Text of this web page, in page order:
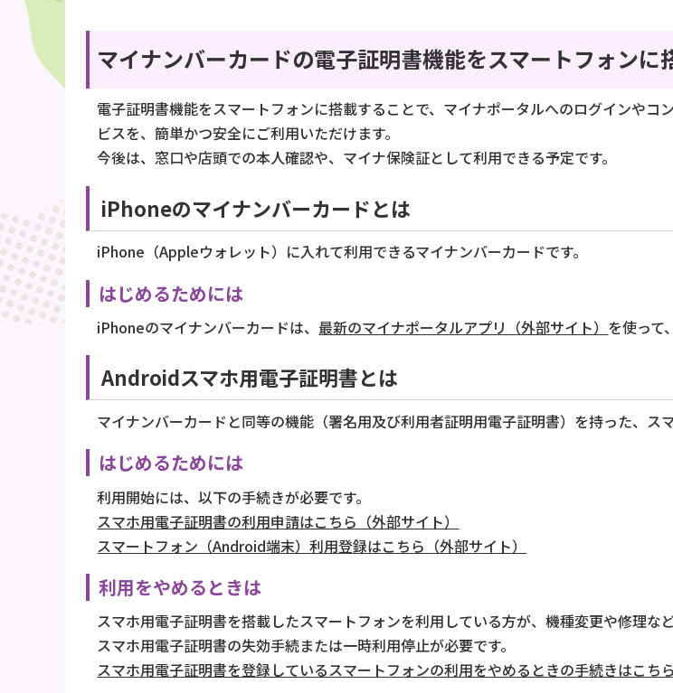
マイナンバーカードの電子証明書機能をスマートフォンに
電子証明書機能をスマートフォンに搭載することで、マイナポータルへのログインや
ビスを、簡単かつ安全にご利用いただけます。
今後は、窓口や店頭での本人確認や、マイナ保険証として利用できる予定です。
iPhoneのマイナンバーカードとは
iPhone（Appleウォレット）に入れて利用できるマイナンバーカードです。
はじめるためには
iPhoneのマイナンバーカードは、最新のマイナポータルアプリ（外部サイト） を使って
Androidスマホ用電子証明書とは
マイナンバーカードと同等の機能（署名用及び利用者証明用電子証明書）を持った、ス
はじめるためには
利用開始には、以下の手続きが必要です。
スマホ用電子証明書の利用申請はこちら（外部サイト）
スマートフォン（Android端末）利用登録はこちら（外部サイト）
利用をやめるときは
スマホ用電子証明書を搭載したスマートフォンを利用している方が、機種変更や修理
スマホ用電子証明書の失効手続または一時利用停止が必要です。
スマホ用電子証明書を登録しているスマートフォンの利用をやめるときの手続きはこち